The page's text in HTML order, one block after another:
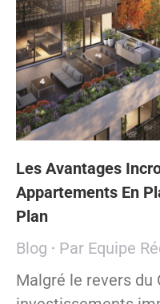
Les Avantages
Appartements En
Plan
Blog
Par Equipe
Malgré le revers du